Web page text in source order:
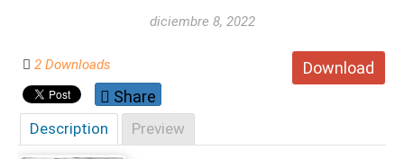
diciembre 8, 2022
Download
2 Downloads
Share
Description Preview